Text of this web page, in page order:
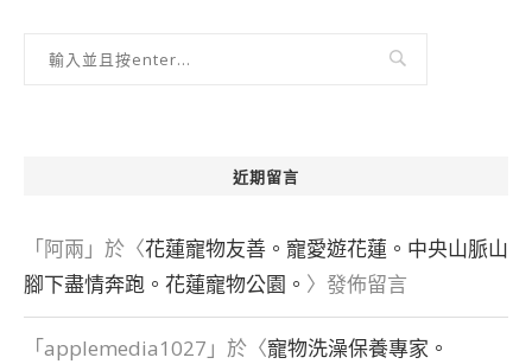
近期留言
「阿兩 」於〈花蓮寵物友善。寵愛遊花蓮。中央山脈山
腳下盡情奔跑。花蓮寵物公園。 〉發佈留言
「applemedia1027 」於〈寵物洗澡保養專家。